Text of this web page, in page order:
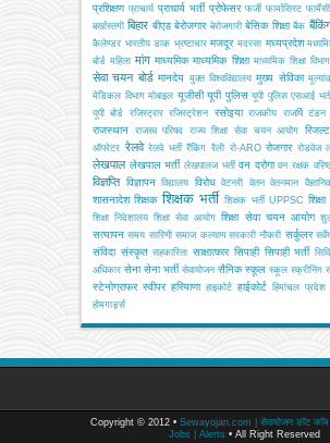
प्रशिक्षण प्राचार्य प्राचार्य भर्ती प्रोफेसर फर्जी फार्मासिस्ट फार्मेसी
बर्खास्तगी बिहार बीएड बेरोजगार बेरोजगारी बेसिक शिक्षा बैंक
कैलेण्डर भारतीय डाक भ्रष्टाचार मजदूर मदरसा मध्यप्रदेश
बोर्ड महिला मांग माध्यमिक माध्यमिक शिक्षा माध्यमिक शिक्षा विभाग
सेवा चयन बोर्ड मानदेय मुक्त विश्वविद्यालय मुख्य सेविका
मेडिकल विभाग मोबाइल यूजीसी यूपी पुलिस यूपी पुलिस एसआई
यूपी बोर्ड रजिस्ट्रार रजिस्ट्रेशन रसोइया राजकीय राजर्षि टंडन
राजस्थान राजस्व परिषद राज्य शिक्षा सेवा चयन आयोग रिजल्ट
ऑपरेटर रेलवे रेलवे भर्ती रैंकिंग रैली रो-ARO रोजगार रोडवेज
लेखपाल लेखपाल भर्ती लेखपालज भर्ती वन दरोगा वन रक्षक
विज्ञप्ति विज्ञापन विद्यालय विरोध वेटनरी वेतन वेतनमान
शासनादेश शिक्षक शिक्षक भर्ती शिक्षक भर्ती UPPSC शिक्षा
शिक्षा निदेशालय शिक्षा सेवा आयोग शिक्षा सेवा चयन आयोग
सत्यापन समय सारिणी समाज कल्याण सरकारी नौकरी सर्कुलर
संविदा संस्कृत सहकारिता साक्षात्कार सिपाही सिपाही भर्ती
अधिकार सेना सेना भर्ती सेवायोजन सैनिक स्कूल स्कूल स्क्रीनिंग
स्टेनोग्राफर स्वीपर हरियाणा हाइकोर्ट हाईकोर्ट हिमांचल प्रदेश
होमगार्ड्स
Copyright © 2012 • Sewayojan.com | सेवायोजन डॉट कॉम |
Jobs | Alerts • All Right Reserved